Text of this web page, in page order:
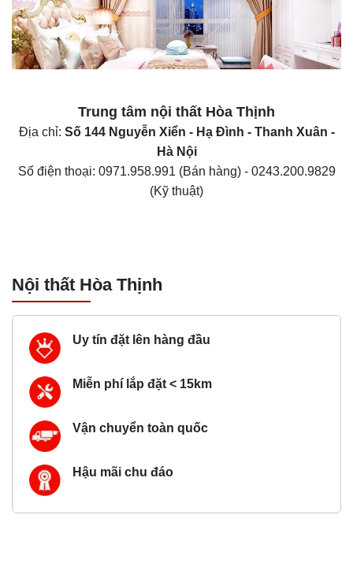
Trung tâm nội thất Hòa Thịnh
Địa chỉ: Số 144 Nguyễn Xiển - Hạ Đình - Thanh Xuân -
Hà Nội
Số điện thoại: 0971.958.991 (Bán hàng) - 0243.200.9829
(Kỹ thuật)
Nội thất Hòa Thịnh
Uy tín đặt lên hàng đầu
Miễn phí lắp đặt < 15km
Vận chuyển toàn quốc
Hậu mãi chu đáo